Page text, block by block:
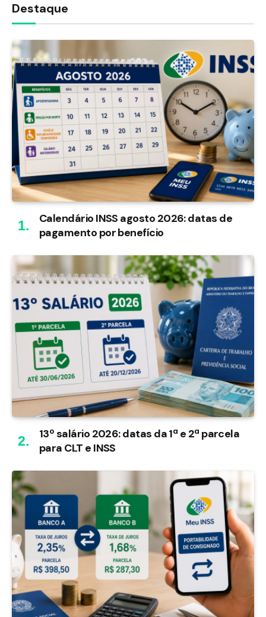
Destaque
Calendário INSS agosto 2026: datas de
pagamento por benefício
13º salário 2026: datas da 1ª e 2ª parcela
para CLT e INSS